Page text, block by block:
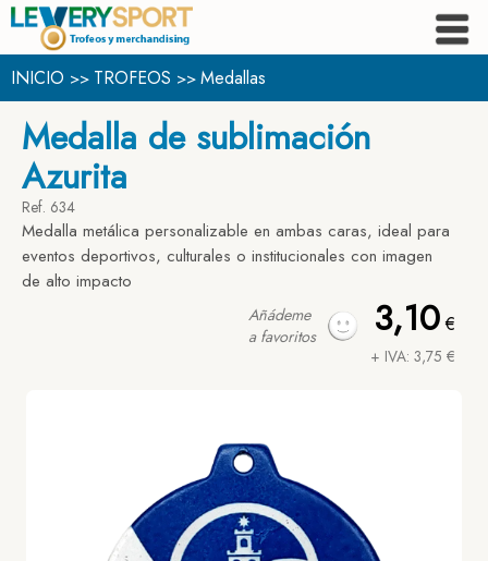
INICIO >> TROFEOS >> Medallas
Medalla de sublimación
Azurita
Ref. 634
Medalla metálica personalizable en ambas caras, ideal para
eventos deportivos, culturales o institucionales con imagen
de alto impacto
3,10€
+ IVA: 3,75 €
Añádeme
a favoritos